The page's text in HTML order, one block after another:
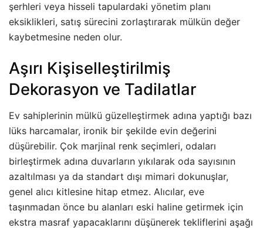
şerhleri veya hisseli tapulardaki yönetim planı
eksiklikleri, satış sürecini zorlaştırarak mülkün değer
kaybetmesine neden olur.
Aşırı Kişiselleştirilmiş
Dekorasyon ve Tadilatlar
Ev sahiplerinin mülkü güzelleştirmek adına yaptığı bazı
lüks harcamalar, ironik bir şekilde evin değerini
düşürebilir. Çok marjinal renk seçimleri, odaları
birleştirmek adına duvarların yıkılarak oda sayısının
azaltılması ya da standart dışı mimari dokunuşlar,
genel alıcı kitlesine hitap etmez. Alıcılar, eve
taşınmadan önce bu alanları eski haline getirmek için
ekstra masraf yapacaklarını düşünerek tekliflerini aşağı